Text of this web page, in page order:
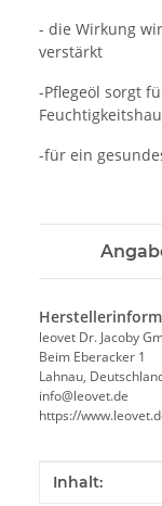
- die Wirkung
verstärkt
-Pflegeöl sorgt
-für ein
leovet Dr. Jacoby
Beim Eberacker 1
Lahnau,
info@leovet.de
https://
Wert
Inhalt: